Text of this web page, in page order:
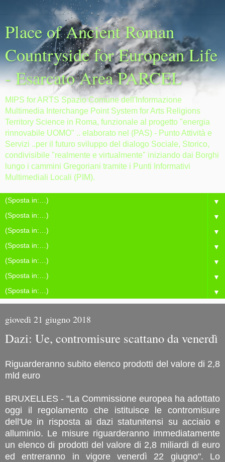
Place of Ancient Roman
Countryside for European Life
- Esarcato Area PARCEL
MIPS for ARTS Spazio Comune dell'Informazione
Multimedia Interchange Point System for Arts Religions
Territory Science in Roma, funzionale al progetto "energia
rinnovabile UOMO" .. elaborato nel (PAS) - Punto Attività e
Servizi ..per il futuro sviluppo del dialogo Sociale, Storico,
condivisibile "realmente e virtualmente" iniziando dai Borghi
lungo i cammini Gregoriani tramite i Punti Informativi
Multimediali Locali (PIM).
▼
▼
▼
▼
▼
▼
▼
giovedì 21 giugno 2018
Dazi: Ue, contromisure scattano da venerdì
Riguarderanno subito elenco prodotti del valore di 2,8
mld euro
BRUXELLES - "La Commissione europea ha adottato
oggi il regolamento che istituisce le contromisure
dell'Ue in risposta ai dazi statunitensi su acciaio e
alluminio. Le misure riguarderanno immediatamente
un elenco di prodotti del valore di 2,8 miliardi di euro
ed entreranno in vigore venerdì 22 giugno". Lo